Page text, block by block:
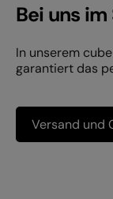
Bei uns
In unserem
garantiert das
Versand und